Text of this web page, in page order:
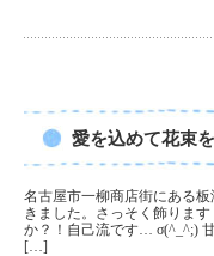
愛を込めて花束
名古屋市一柳商店街にある
きました。さっそく飾りま
か？！自己流です… σ(^_^;)
[…]